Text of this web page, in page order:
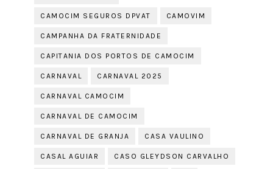
CAMOCIM SEGUROS DPVAT CAMOVIM
CAMPANHA DA FRATERNIDADE
CAPITANIA DOS PORTOS DE CAMOCIM
CARNAVAL CARNAVAL 2025
CARNAVAL CAMOCIM
CARNAVAL DE CAMOCIM
CARNAVAL DE GRANJA CASA VAULINO
CASAL AGUIAR CASO GLEYDSON CARVALHO